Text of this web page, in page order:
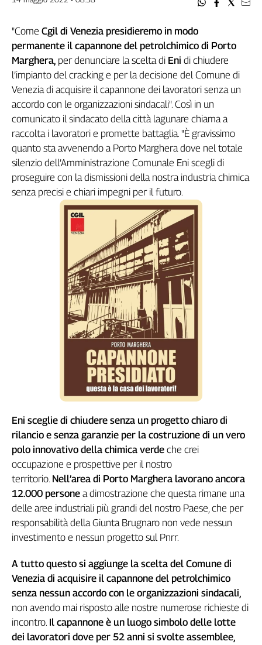
Speciali
G8
di
Genova,
il
sangue
della
ragione
120
anni
Academy
It
Easy
Inserti
Idea
InFlai
Le
trasmissioni
Work
in
Progress
L'Italia
nel
Lavoro
"Come Cgil di Venezia presidieremo in modo
permanente il capannone del petrolchimico di Porto
Marghera, per denunciare la scelta di Eni di chiudere
l’impianto del cracking e per la decisione del Comune di
Venezia di acquisire il capannone dei lavoratori senza un
accordo con le organizzazioni sindacali". Così in un
comunicato il sindacato della città lagunare chiama a
raccolta i lavoratori e promette battaglia. "È gravissimo
quanto sta avvenendo a Porto Marghera dove nel totale
silenzio dell’Amministrazione Comunale Eni scegli di
proseguire con la dismissioni della nostra industria chimica
senza precisi e chiari impegni per il futuro.
Eni sceglie di chiudere senza un progetto chiaro di
rilancio e senza garanzie per la costruzione di un vero
polo innovativo della chimica verde che crei
occupazione e prospettive per il nostro
territorio. Nell’area di Porto Marghera lavorano ancora
12.000 persone a dimostrazione che questa rimane una
delle aree industriali più grandi del nostro Paese, che per
responsabilità della Giunta Brugnaro non vede nessun
investimento e nessun progetto sul Pnrr.
A tutto questo si aggiunge la scelta del Comune di
Venezia di acquisire il capannone del petrolchimico
senza nessun accordo con le organizzazioni sindacali,
non avendo mai risposto alle nostre numerose richieste di
incontro. Il capannone è un luogo simbolo delle lotte
dei lavoratori dove per 52 anni si svolte assemblee,